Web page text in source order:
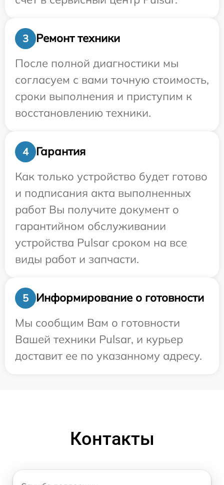
3
Ремонт техники
После полной диагностики мы
согласуем с вами точную стоимость,
сроки выполнения и приступим к
восстановлению техники.
4
Гарантия
Как только устройство будет готово
и подписания акта выполненных
работ Вы получите документ о
гарантийном обслуживании
устройства Pulsar сроком на все
виды работ и запчасти.
5
Информирование о готовности
Мы сообщим Вам о готовности
Вашей техники Pulsar, и курьер
доставит ее по указанному адресу.
Контакты